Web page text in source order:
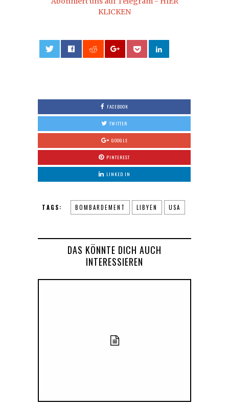
KLICKEN
FACEBOOK
TWITTER
GOOGLE
PINTEREST
LINKED IN
TAGS: BOMBARDEMENT LIBYEN USA
DAS KÖNNTE DICH AUCH
INTERESSIEREN